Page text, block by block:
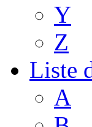
Y
Z
Liste
A